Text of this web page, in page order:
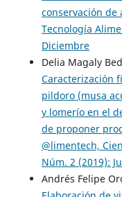
conservación de
Tecnología
Diciembre
Delia Magaly
Caracterización
pildoro (musa
y lomerío en el
de proponer
@limentech,
Núm. 2 (2019):
Andrés Felipe